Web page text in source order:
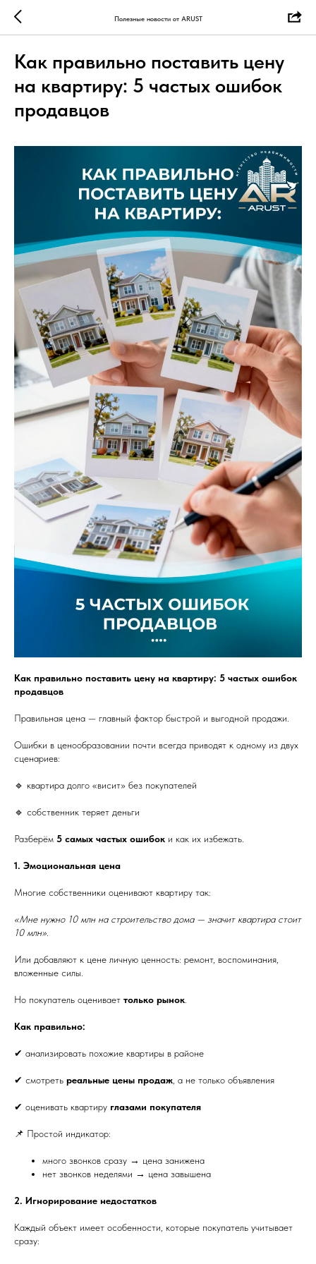
Полезные новости от ARUST
Как правильно поставить цену
на квартиру: 5 частых ошибок
продавцов
Как правильно поставить цену на квартиру: 5 частых ошибок
продавцов
Правильная цена — главный фактор быстрой и выгодной продажи.
Ошибки в ценообразовании почти всегда приводят к одному из двух
сценариев:
🔹 квартира долго «висит» без покупателей
🔹 собственник теряет деньги
Разберём 5 самых частых ошибок и как их избежать.
1. Эмоциональная цена
Многие собственники оценивают квартиру так:
«Мне нужно 10 млн на строительство дома — значит квартира стоит
10 млн».
Или добавляют к цене личную ценность: ремонт, воспоминания,
вложенные силы.
Но покупатель оценивает только рынок.
Как правильно:
✔ анализировать похожие квартиры в районе
✔ смотреть реальные цены продаж, а не только объявления
✔ оценивать квартиру глазами покупателя
📌 Простой индикатор:
много звонков сразу → цена занижена
нет звонков неделями → цена завышена
2. Игнорирование недостатков
Каждый объект имеет особенности, которые покупатель учитывает
сразу: